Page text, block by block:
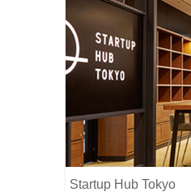
Startup Hub Tokyo